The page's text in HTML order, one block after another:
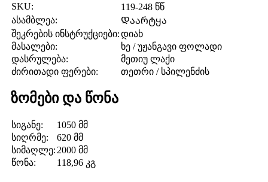
SKU:
119-248 წწ
ასამბლეა:
Დაარტყა
შეკრების ინსტრუქციები:დიახ
მასალები:
ხე / უჟანგავი ფოლადი
დასრულება:
მეთიუ ლაქი
ძირითადი ფერები:
თეთრი / სპილენძის
ზომები და წონა
სიგანე:
1050 მმ
სიღრმე:
620 მმ
სიმაღლე: 2000 მმ
წონა:
118,96 კგ